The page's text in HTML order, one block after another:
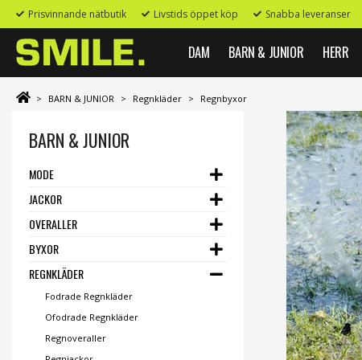
Prisvinnande nätbutik Livstids öppet köp Snabba leveranser
DAM BARN & JUNIOR HERR
> BARN & JUNIOR > Regnkläder > Regnbyxor
BARN & JUNIOR
MODE
JACKOR
OVERALLER
BYXOR
REGNKLÄDER
Fodrade Regnkläder
Ofodrade Regnkläder
Regnoveraller